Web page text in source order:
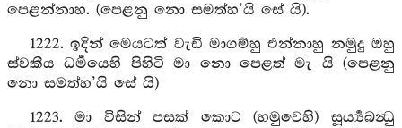
පෙළන්නාහ. (පෙළනු නො සමත්හ’යි සේ යි).
1222. ඉදින් මෙයටත් වැඩි මාගම්හු එන්නාහු නමුදු ඔහු
ස්වකීය ධර්‍මයෙහි පිහිටි මා නො පෙළත් මැ යි (පෙළනු
නො සමත්හ’යි සේ යි)
1223. මා විසින් පසක් කොට (හමුවෙහි) සූර්‍ය්‍යබන්‍ධු